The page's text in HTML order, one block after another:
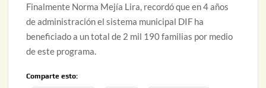
Finalmente Norma Mejía Lira, recordó que en 4 años
de administración el sistema municipal DIF ha
beneficiado a un total de 2 mil 190 familias por medio
de este programa.
Comparte esto: